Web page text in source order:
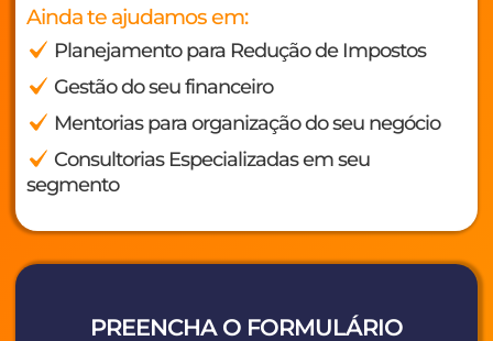
Ainda te ajudamos em:
Planejamento para Redução de Impostos
Gestão do seu financeiro
Mentorias para organização do seu negócio
Consultorias Especializadas em seu
segmento
PREENCHA O FORMULÁRIO